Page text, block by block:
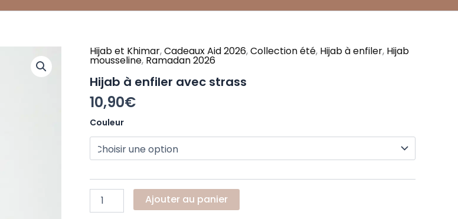
Hijab et Khimar,Cadeaux Aid 2026,Collection été, Hijab à enfiler, Hijab
mousseline, Ramadan 2026
Hijab à enfiler avec strass
10,90€
Couleur
quantité
de
Hijab
à
enfiler
avec
strass
Ajouter au panier